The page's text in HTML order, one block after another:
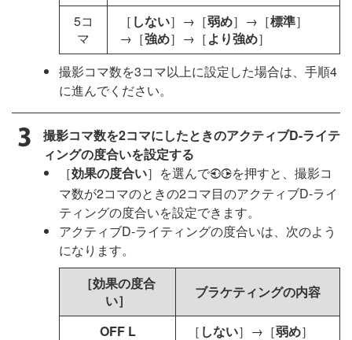
5コ
マ
［ しない］→［弱め］→［標準］
→［強め］→［より強め］
撮影コマ数を3コマ以上に設定した場合は、手順4
に進んでください。
撮影コマ数を2コマにしたときのアクティブD-ライテ
ィングの度合いを設定する
［効果の度合い］を選んで42を押すと、撮影コ
マ数が2コマのときの2コマ目のアクティブD-ライ
ティングの度合いを設定できます。
アクティブD-ライティングの度合いは、次のよう
になります。
［効果の度合
い］
ブラケティングの内容
OFF L ［ しない］→［弱め］